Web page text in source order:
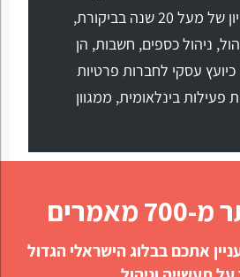
ניסיון של מעל 20 שנה בביקורת,
ניהול כספים, חשבות, הן
עסקי לחברות פרטיות
פעילות בינלאומית, ממגוון
אתכם בבלוג הישראלי הגדול